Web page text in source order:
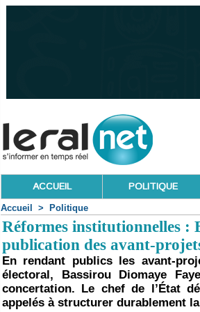
ACCUEIL POLITIQUE
Accueil > Politique
Réformes institutionnelles :
publication des avant-
En rendant publics les avant-
électoral, Bassirou Diomaye
concertation. Le chef de l’État
appelés à structurer durablement